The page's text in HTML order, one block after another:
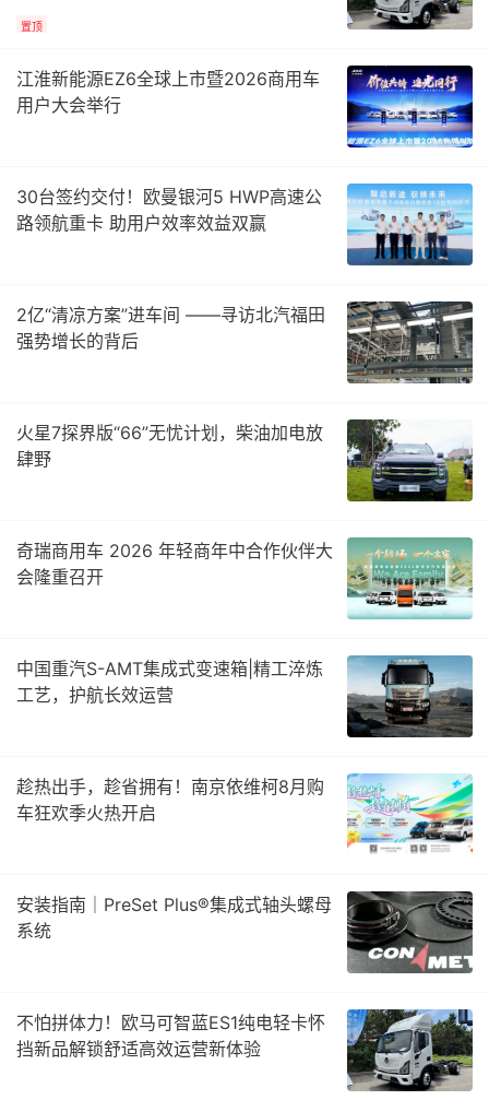
置顶
江淮新能源EZ6全球上市暨2026商用车
用户大会举行
30台签约交付！欧曼银河5 HWP高速公
路领航重卡 助用户效率效益双赢
2亿“清凉方案”进车间 ——寻访北汽福田
强势增长的背后
火星7探界版“66”无忧计划，柴油加电放
肆野
奇瑞商用车 2026 年轻商年中合作伙伴大
会隆重召开
中国重汽S-AMT集成式变速箱|精工淬炼
工艺，护航长效运营
趁热出手，趁省拥有！南京依维柯8月购
车狂欢季火热开启
安装指南｜PreSet Plus®集成式轴头螺母
系统
不怕拼体力！欧马可智蓝ES1纯电轻卡怀
挡新品解锁舒适高效运营新体验